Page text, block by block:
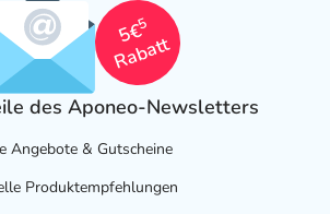
5€
5
Rabatt
des Aponeo-Newsletters
Angebote & Gutscheine
Produktempfehlungen